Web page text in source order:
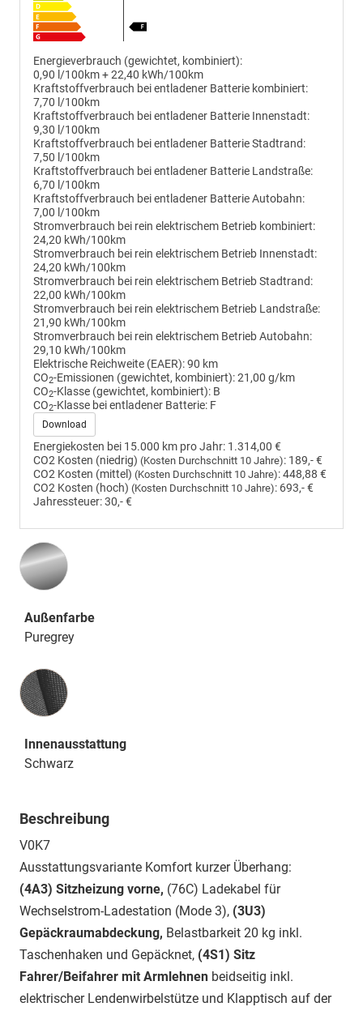
Energieverbrauch (gewichtet, kombiniert):
0,90 l/100km + 22,40 kWh/100km
Kraftstoffverbrauch bei entladener Batterie kombiniert:
7,70 l/100km
Kraftstoffverbrauch bei entladener Batterie Innenstadt:
9,30 l/100km
Kraftstoffverbrauch bei entladener Batterie Stadtrand:
7,50 l/100km
Kraftstoffverbrauch bei entladener Batterie Landstraße:
6,70 l/100km
Kraftstoffverbrauch bei entladener Batterie Autobahn:
7,00 l/100km
Stromverbrauch bei rein elektrischem Betrieb kombiniert:
24,20 kWh/100km
Stromverbrauch bei rein elektrischem Betrieb Innenstadt:
24,20 kWh/100km
Stromverbrauch bei rein elektrischem Betrieb Stadtrand:
22,00 kWh/100km
Stromverbrauch bei rein elektrischem Betrieb Landstraße:
21,90 kWh/100km
Stromverbrauch bei rein elektrischem Betrieb Autobahn:
29,10 kWh/100km
Elektrische Reichweite (EAER):90 km
CO2-Emissionen (gewichtet, kombiniert):21,00 g/km
CO2-Klasse (gewichtet, kombiniert): B
CO2-Klasse bei entladener Batterie: F
Download
Energiekosten bei 15.000 km pro Jahr: 1.314,00 €
CO2 Kosten (niedrig) (Kosten Durchschnitt 10 Jahre): 189,- €
CO2 Kosten (mittel) (Kosten Durchschnitt 10 Jahre):448,88 €
CO2 Kosten (hoch) (Kosten Durchschnitt 10 Jahre): 693,- €
Jahressteuer:30,- €
Außenfarbe
Puregrey
Innenausstattung
Innenausstattung
Schwarz
Beschreibung
V0K7
Ausstattungsvariante Komfort kurzer Überhang:
(4A3) Sitzheizung vorne, (76C) Ladekabel für
Wechselstrom-Ladestation (Mode 3), (3U3)
Gepäckraumabdeckung, Belastbarkeit 20 kg inkl.
Taschenhaken und Gepäcknet, (4S1) Sitz
Fahrer/Beifahrer mit Armlehnen beidseitig inkl.
elektrischer Lendenwirbelstütze und Klapptisch auf der